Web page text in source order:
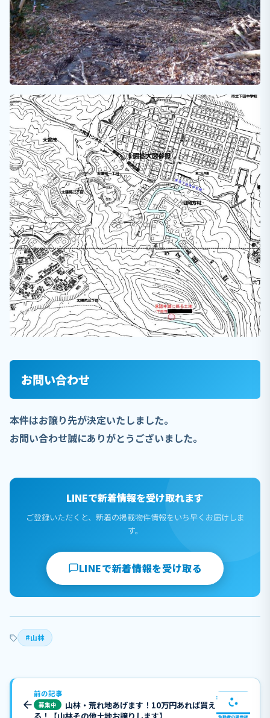
お問い合わせ
本件はお譲り先が決定いたしました。
お問い合わせ誠にありがとうございました。
LINEで新着情報を受け取れます
ご登録いただくと、新着の掲載物件情報をいち早くお届けしま
す。
LINEで新着情報を受け取る
#山林
前の記事
募集中
山林・荒れ地あげます！10万円あれば買え